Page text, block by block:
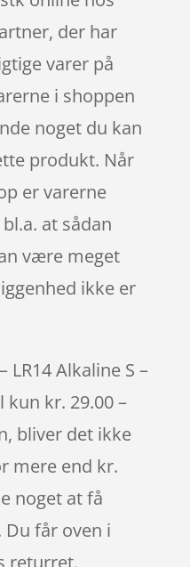
der har
varer på
i shoppen
noget du kan
produkt. Når
er varerne
at sådan
være meget
ikke er
LR14 Alkaline S –
kun kr. 29.00 –
bliver det ikke
mere end kr.
noget at få
får oven i
returret.